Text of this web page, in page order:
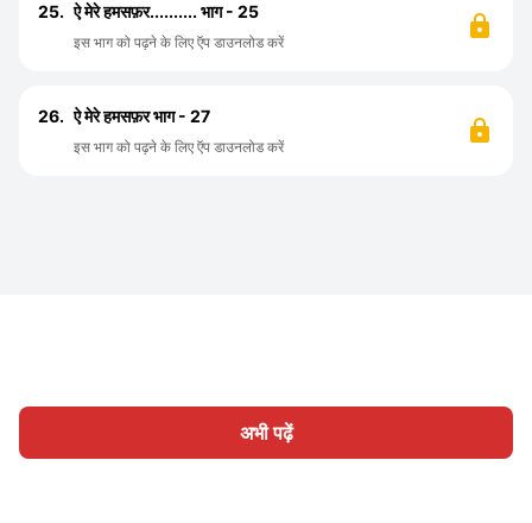
अभी पढ़ें
25. ऐ मेरे हमसफ़र.......... भाग - 25
इस भाग को पढ़ने के लिए ऍप डाउनलोड करें
26. ऐ मेरे हमसफ़र भाग - 27
इस भाग को पढ़ने के लिए ऍप डाउनलोड करें
होम श्रेणी लिखिए लेख साइन इन